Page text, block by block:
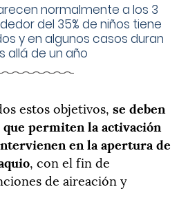
normalmente a los 3
del 35% de niños tiene
y en algunos casos duran
allá de un año
estos objetivos, se deben
permiten la activación
en la apertura de
, con el fin de
de aireación y